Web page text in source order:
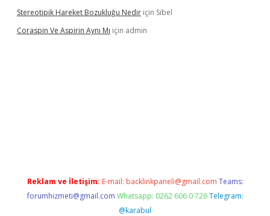
Stereotipik Hareket Bozukluğu Nedir için Sibel
Coraspin Ve Aspirin Aynı Mı için admin
Reklam ve İletişim: E-mail: backlinkpaneli@gmail.com Teams:
forumhizmeti@gmail.com Whatsapp: 0262 606 0 726 Telegram:
@karabul